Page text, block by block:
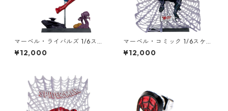
マーベル・ライバルズ 1/6スケ
ール シーン・フィギュア スパ
イダーマン Spider-Man スタ
¥12,000
マーベル・コミック 1/6スケー
ル シーン・フィギュア スパイ
ダーマン ブラックスーツ/プラ
¥12,000